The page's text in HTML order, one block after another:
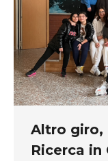
Altro giro,
Ricerca in